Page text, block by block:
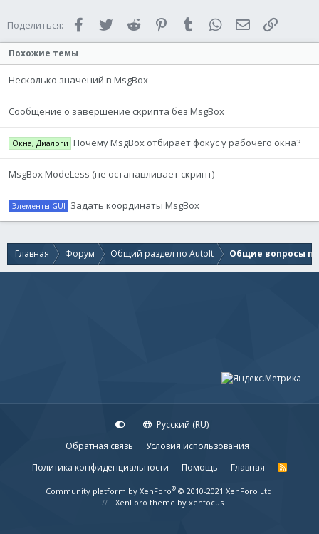
Поделиться: FacebookTwitter Reddit PinterestTumblr WhatsAppЭлектронная
Похожие темы
Несколько значений в MsgBox
Сообщение о завершение скрипта без MsgBox
Окна, Диалоги Почему MsgBox отбирает фокус у рабочего окна?
MsgBox ModeLess (не останавливает скрипт)
Элементы GUI Задать координаты MsgBox
Главная Форум Общий раздел по AutoIt Общие вопросы
Русский (RU)
Обратная связь
Условия использования
Политика конфиденциальности
Помощь Главная
R
Community platform by XenForo® © 2010-2021 XenForo Ltd.
XenForo theme by xenfocus